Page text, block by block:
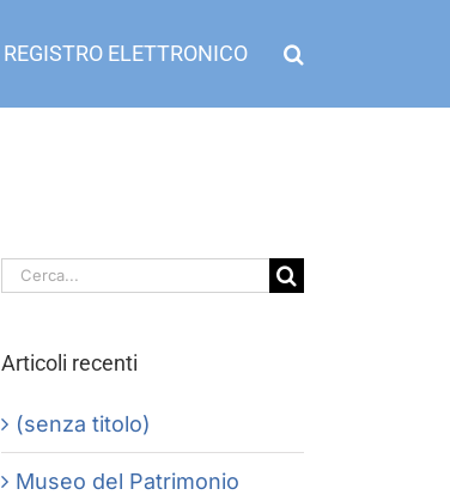
REGISTRO ELETTRONICO
Cerca
Articoli recenti
(senza titolo)
Museo del Patrimonio